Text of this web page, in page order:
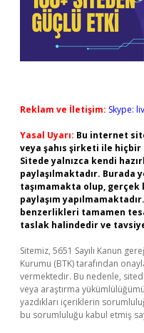
Reklam ve İletişim: Skype:
Yasal Uyarı: Bu internet
veya şahıs şirketi ile hiçbir
Sitede yalnızca kendi
paylaşılmaktadır.
taşımamakta olup,
paylaşım
benzerlikleri tamamen
taslak halindedir ve
Sitemiz, 5651 Sayılı Kanun
Kurumu (BTK) tarafından
vermektedir. Bu nedenle,
veya araştırma
yazdıkları içeriklerin
bu sorumluluğu kabul etmiş